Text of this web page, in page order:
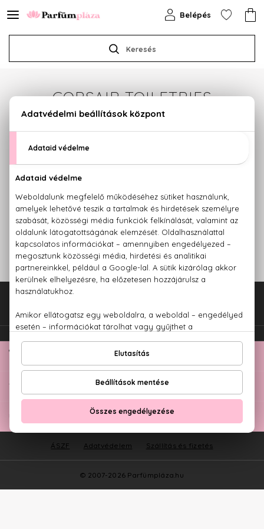
Keresés
Belépés
CORSAIR TOILETRIES
Sajnos jelenleg a márka egyetlen terméke sem
érhető el.
Termékajánlataink megtekintéséhez válasszon az
KOZMETIKUMOK
SMINK
HAJÁPOLÁS
Fel az oldal tetejére!
TOP KATEGÓRIÁK
© 2007-2026 Parfümpláza.hu
ÁSZF Adatvédelem Szállítás és fizetés